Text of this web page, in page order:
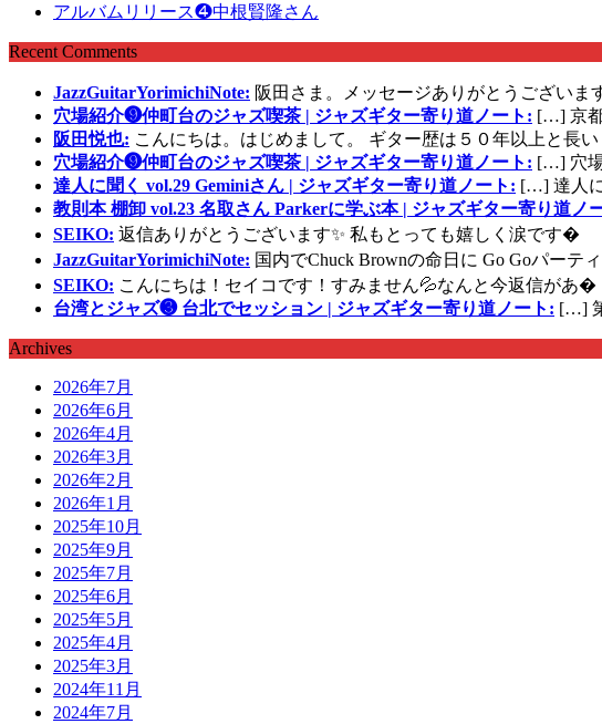
アルバムリリース❹中根賢隆さん
Recent Comments
JazzGuitarYorimichiNote: 阪田さま。メッセージありがとうござい
穴場紹介❾仲町台のジャズ喫茶 | ジャズギター寄り道ノート: […] 京都
阪田悦也: こんにちは。はじめまして。 ギター歴は５０年以上と長い
穴場紹介❾仲町台のジャズ喫茶 | ジャズギター寄り道ノート: […] 穴場
達人に聞く vol.29 Geminiさん | ジャズギター寄り道ノート: […] 達人
教則本 棚卸 vol.23 名取さん Parkerに学ぶ本 | ジャズギター寄り道ノ
SEIKO: 返信ありがとうございます✨ 私もとっても嬉しく涙です�
JazzGuitarYorimichiNote: 国内でChuck Brownの命日に Go Goパーテ
SEIKO: こんにちは！セイコです！すみません💦なんと今返信があ�
台湾とジャズ❸ 台北でセッション | ジャズギター寄り道ノート: […]
Archives
2026年7月
2026年6月
2026年4月
2026年3月
2026年2月
2026年1月
2025年10月
2025年9月
2025年7月
2025年6月
2025年5月
2025年4月
2025年3月
2024年11月
2024年7月